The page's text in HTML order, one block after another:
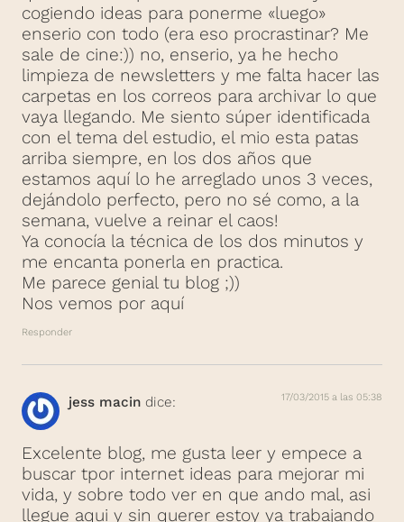
cogiendo ideas para ponerme «luego»
enserio con todo (era eso procrastinar? Me
sale de cine:)) no, enserio, ya he hecho
limpieza de newsletters y me falta hacer las
carpetas en los correos para archivar lo que
vaya llegando. Me siento súper identificada
con el tema del estudio, el mio esta patas
arriba siempre, en los dos años que
estamos aquí lo he arreglado unos 3 veces,
dejándolo perfecto, pero no sé como, a la
semana, vuelve a reinar el caos!
Ya conocía la técnica de los dos minutos y
me encanta ponerla en practica.
Me parece genial tu blog ;))
Nos vemos por aquí
Responder
jess macin dice: 17/03/2015 a las 05:38
Excelente blog, me gusta leer y empece a
buscar tpor internet ideas para mejorar mi
vida, y sobre todo ver en que ando mal, asi
llegue aqui y sin querer estoy ya trabajando